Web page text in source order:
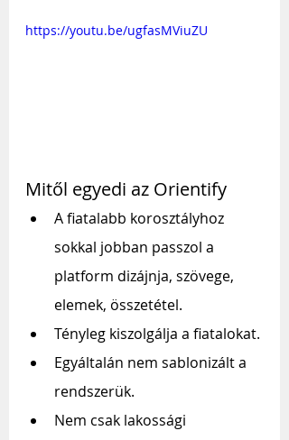
https://youtu.be/ugfasMViuZU
Mitől egyedi az Orientify
A fiatalabb korosztályhoz
sokkal jobban passzol a
platform dizájnja, szövege,
elemek, összetétel.
Tényleg kiszolgálja a fiatalokat.
Egyáltalán nem sablonizált a
rendszerük.
Nem csak lakossági